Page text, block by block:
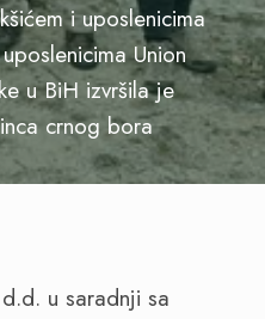
i uposlenicima
Union
u BiH izvršila je
crnog bora
u saradnji sa